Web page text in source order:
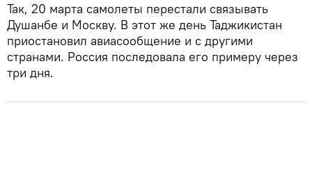
Так, 20 марта самолеты перестали связывать
Душанбе и Москву. В этот же день Таджикистан
приостановил авиасообщение и с другими
странами. Россия последовала его примеру через
три дня.